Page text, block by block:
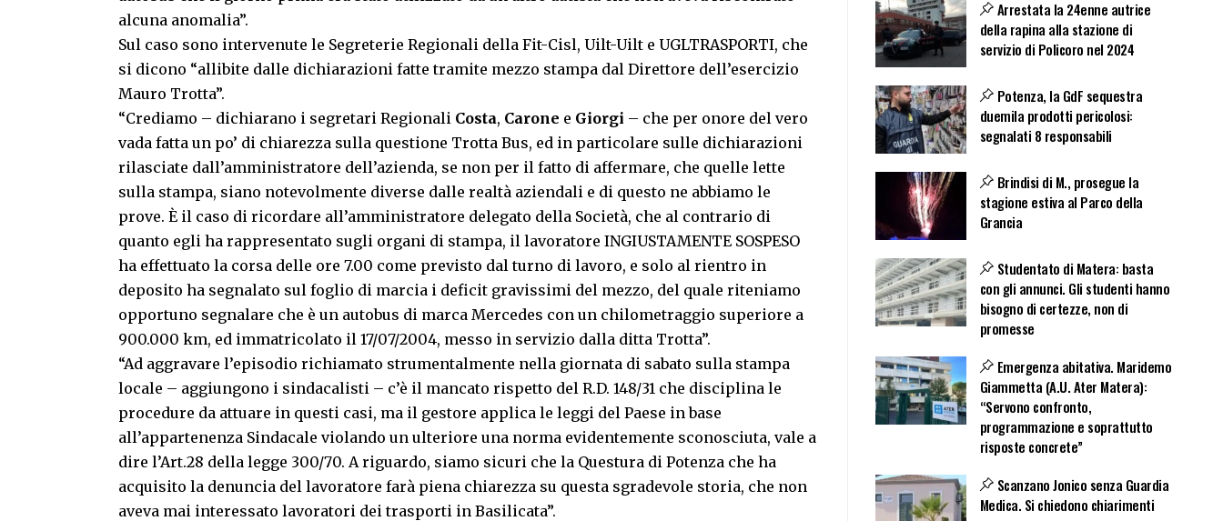
alcuna anomalia”.
Sul caso sono intervenute le Segreterie Regionali della Fit-Cisl, Uilt-Uilt e UGLTRASPORTI, che
si dicono “allibite dalle dichiarazioni fatte tramite mezzo stampa dal Direttore dell’esercizio
Mauro Trotta”.
“Crediamo – dichiarano i segretari Regionali Costa, Carone e Giorgi – che per onore del vero
vada fatta un po’ di chiarezza sulla questione Trotta Bus, ed in particolare sulle dichiarazioni
rilasciate dall’amministratore dell’azienda, se non per il fatto di affermare, che quelle lette
sulla stampa, siano notevolmente diverse dalle realtà aziendali e di questo ne abbiamo le
prove. È il caso di ricordare all’amministratore delegato della Società, che al contrario di
quanto egli ha rappresentato sugli organi di stampa, il lavoratore INGIUSTAMENTE SOSPESO
ha effettuato la corsa delle ore 7.00 come previsto dal turno di lavoro, e solo al rientro in
deposito ha segnalato sul foglio di marcia i deficit gravissimi del mezzo, del quale riteniamo
opportuno segnalare che è un autobus di marca Mercedes con un chilometraggio superiore a
900.000 km, ed immatricolato il 17/07/2004, messo in servizio dalla ditta Trotta”.
“Ad aggravare l’episodio richiamato strumentalmente nella giornata di sabato sulla stampa
locale – aggiungono i sindacalisti – c’è il mancato rispetto del R.D. 148/31 che disciplina le
procedure da attuare in questi casi, ma il gestore applica le leggi del Paese in base
all’appartenenza Sindacale violando un ulteriore una norma evidentemente sconosciuta, vale a
dire l’Art.28 della legge 300/70. A riguardo, siamo sicuri che la Questura di Potenza che ha
acquisito la denuncia del lavoratore farà piena chiarezza su questa sgradevole storia, che non
aveva mai interessato lavoratori dei trasporti in Basilicata”.
Arrestata la 24enne autrice
della rapina alla stazione di
servizio di Policoro nel 2024
Potenza, la GdF sequestra
duemila prodotti pericolosi:
segnalati 8 responsabili
Brindisi di M., prosegue la
stagione estiva al Parco della
Grancia
Studentato di Matera: basta
con gli annunci. Gli studenti hanno
bisogno di certezze, non di
promesse
Emergenza abitativa. Maridemo
Giammetta (A.U. Ater Matera):
“Servono confronto,
programmazione e soprattutto
risposte concrete”
Scanzano Jonico senza Guardia
Medica. Si chiedono chiarimenti